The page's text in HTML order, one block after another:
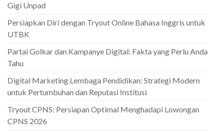
Gigi Unpad
Persiapkan Diri dengan Tryout Online Bahasa Inggris untuk
UTBK
Partai Golkar dan Kampanye Digital: Fakta yang Perlu Anda
Tahu
Digital Marketing Lembaga Pendidikan: Strategi Modern
untuk Pertumbuhan dan Reputasi Institusi
Tryout CPNS: Persiapan Optimal Menghadapi Lowongan
CPNS 2026